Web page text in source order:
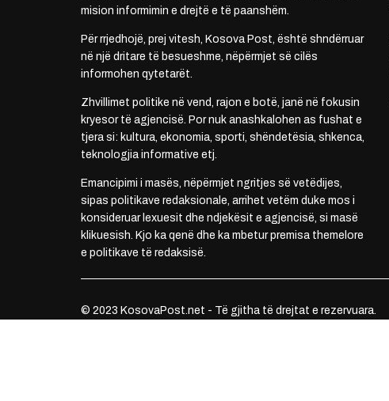
mision informimin e drejtë e të paanshëm.
Për rrjedhojë, prej vitesh, Kosova Post, është shndërruar
në një dritare të besueshme, nëpërmjet së cilës
informohen qytetarët.
Zhvillimet politike në vend, rajon e botë, janë në fokusin
kryesor të agjencisë. Por nuk anashkalohen as fushat e
tjera si: kultura, ekonomia, sporti, shëndetësia, shkenca,
teknologjia informative etj.
Emancipimi i masës, nëpërmjet ngritjes së vetëdijes,
sipas politikave redaksionale, arrihet vetëm duke mos i
konsideruar lexuesit dhe ndjekësit e agjencisë, si masë
klikuesish. Kjo ka qenë dhe ka mbetur premisa themelore
e politikave të redaksisë.
© 2023 KosovaPost.net - Të gjitha të drejtat e rezervuara.